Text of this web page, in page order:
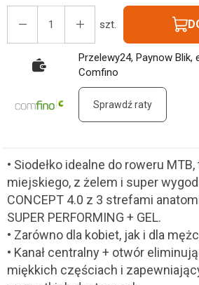
szt.
Przelewy24, Paynow Blik,
Comfino
Sprawdź raty
• Siodełko idealne do roweru
miejskiego, z żelem i super
CONCEPT 4.0 z 3 strefami
SUPER PERFORMING + GEL.
• Zarówno dla kobiet, jak i dla
• Kanał centralny + otwór
miękkich częściach i